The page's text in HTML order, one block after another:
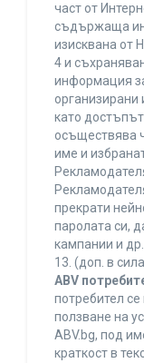
част от
съдържаща
изисквана от
4 и
информация
като
осъществява
име и
прекрати
паролата си,
кампании и др.
13. (доп. в
ABV
потребител
ползване на
ABV.bg, под
краткост в